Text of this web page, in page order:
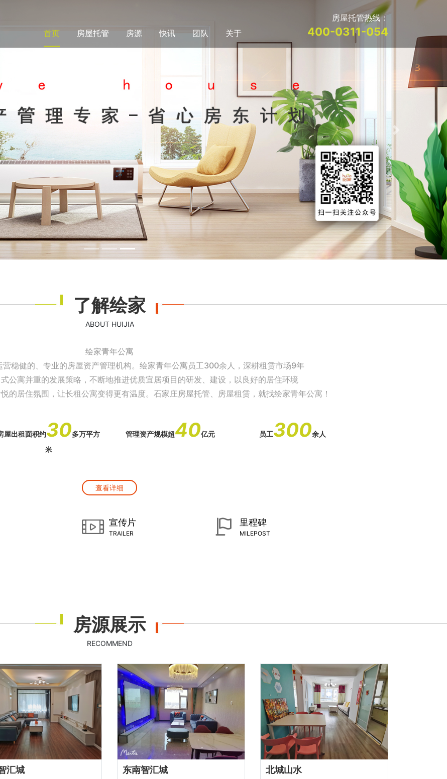
首页 房屋托管 房源 快讯 团队 关于
房屋托管热线：
400-0311-054
Next
了解绘家
ABOUT HUIJIA
绘家青年公寓
营稳健的、专业的房屋资产管理机构。绘家青年公寓员工300余人，深耕租赁市场9年
公寓并重的发展策略，不断地推进优质宜居项目的研发、建设，以良好的居住环境
的居住氛围，让长租公寓变得更有温度。石家庄房屋托管、房屋租赁，就找绘家青年公寓！
屋出租面积约30多万平方
米
管理资产规模超40亿元 员工300余人
查看详细
宣传片
TRAILER
里程碑
MILEPOST
房源展示
RECOMMEND
汇城 东南智汇城 北城山水